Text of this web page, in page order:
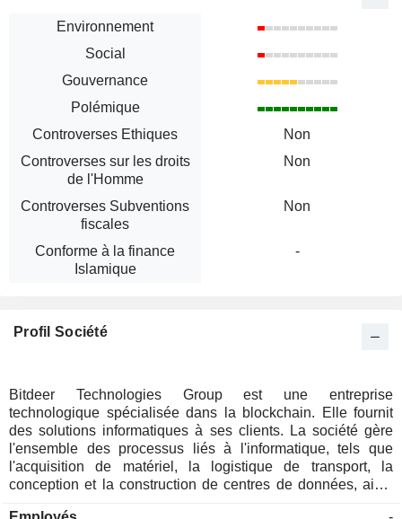
Environnement
Social
Gouvernance
Polémique
Controverses Ethiques
Non
Controverses sur les droits
de l'Homme
Non
Controverses Subventions
fiscales
Non
Conforme à la finance
Islamique
-
Profil Société
Bitdeer Technologies Group est une entreprise
technologique spécialisée dans la blockchain. Elle fournit
des solutions informatiques à ses clients. La société gère
l'ensemble des processus liés à l'informatique, tels que
l'acquisition de matériel, la logistique de transport, la
conception et la construction de centres de données, ainsi